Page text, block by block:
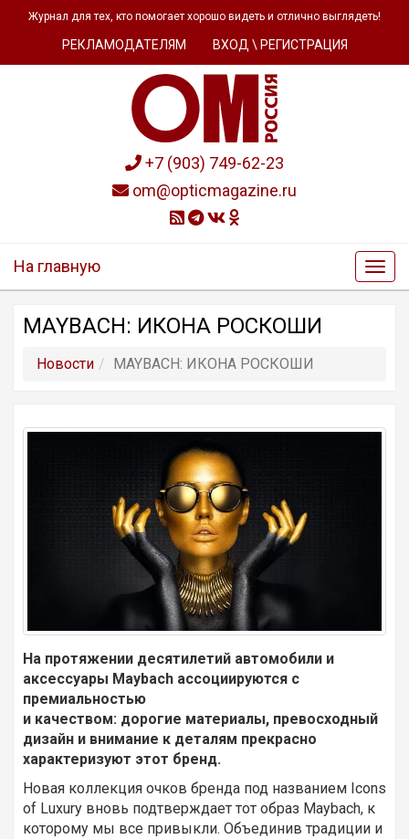
Журнал для тех, кто помогает хорошо видеть и отлично выглядеть!
РЕКЛАМОДАТЕЛЯМ ВХОД \ РЕГИСТРАЦИЯ
+7 (903) 749-62-23
om@opticmagazine.ru
На главную
MAYBACH: ИКОНА РОСКОШИ
Новости MAYBACH: ИКОНА РОСКОШИ
На протяжении десятилетий автомобили и
аксессуары Maybach ассоциируются с
премиальностью
и качеством: дорогие материалы, превосходный
дизайн и внимание к деталям прекрасно
характеризуют этот бренд.
Новая коллекция очков бренда под названием Icons
of Luxury вновь подтверждает тот образ Maybach, к
которому мы все привыкли. Объединив традиции и